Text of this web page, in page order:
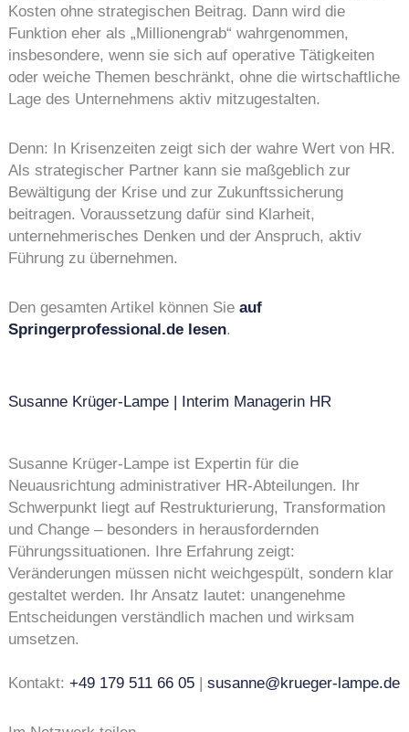
Kosten ohne strategischen Beitrag. Dann wird die
Funktion eher als „Millionengrab“ wahrgenommen,
insbesondere, wenn sie sich auf operative Tätigkeiten
oder weiche Themen beschränkt, ohne die wirtschaftliche
Lage des Unternehmens aktiv mitzugestalten.
Denn: In Krisenzeiten zeigt sich der wahre Wert von HR.
Als strategischer Partner kann sie maßgeblich zur
Bewältigung der Krise und zur Zukunftssicherung
beitragen. Voraussetzung dafür sind Klarheit,
unternehmerisches Denken und der Anspruch, aktiv
Führung zu übernehmen.
Den gesamten Artikel können Sieauf
Springerprofessional.de lesen.
Susanne Krüger-Lampe | Interim Managerin HR
Susanne Krüger-Lampe ist Expertin für die
Neuausrichtung administrativer HR-Abteilungen. Ihr
Schwerpunkt liegt auf Restrukturierung, Transformation
und Change – besonders in herausfordernden
Führungssituationen. Ihre Erfahrung zeigt:
Veränderungen müssen nicht weichgespült, sondern klar
gestaltet werden. Ihr Ansatz lautet: unangenehme
Entscheidungen verständlich machen und wirksam
umsetzen.
Kontakt:+49 179 511 66 05 |susanne@krueger-lampe.de